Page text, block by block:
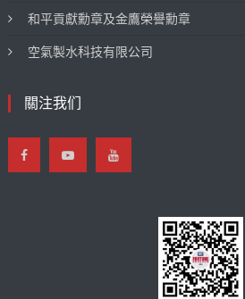
和平貢獻勳章及金鷹榮譽勳章
空氣製水科技有限公司
關注我们